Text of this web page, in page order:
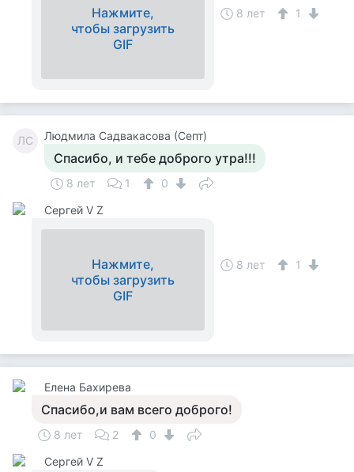
Нажмите,
чтобы загрузить
GIF
8 лет 1
ЛС Людмила Садвакасова (Септ)
Спасибо, и тебе доброго утра!!!
8 лет 1
0
Сергей V Z
Нажмите,
чтобы загрузить
GIF
8 лет 1
Елена Бахирева
Спасибо,и вам всего доброго!
8 лет 2
0
Сергей V Z